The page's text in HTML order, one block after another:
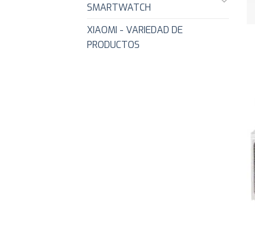
SMARTWATCH
XIAOMI - VARIEDAD DE
PRODUCTOS